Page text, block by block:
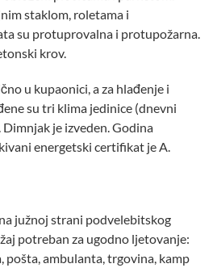
staklom, roletama i
su protuprovalna i protupožarna.
krov.
u kupaonici, a za hlađenje i
su tri klima jedinice (dnevni
Dimnjak je izveden. Godina
energetski certifikat je A.
južnoj strani podvelebitskog
potreban za ugodno ljetovanje:
pošta, ambulanta, trgovina, kamp